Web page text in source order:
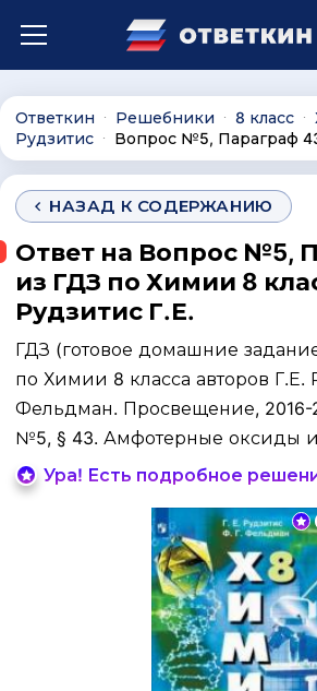
Ответкин ∙ Решебники ∙ 8 класс ∙
Рудзитис ∙ Вопрос №5, Параграф
НАЗАД К СОДЕРЖАНИЮ
Ответ на Вопрос №5,
из ГДЗ по Химии 8
Рудзитис Г.Е.
ГДЗ (готовое домашние
по Химии 8 класса авторов Г.Е.
Фельдман. Просвещение, 2016-
№5, § 43. Амфотерные оксиды
Ура! Есть подробное